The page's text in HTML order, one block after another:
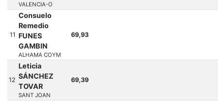
VALENCIA-O
11
Consuelo
Remedio
FUNES
GAMBIN
ALHAMA COYM
69,93
12
Leticia
SÁNCHEZ
TOVAR
SANT JOAN
69,39